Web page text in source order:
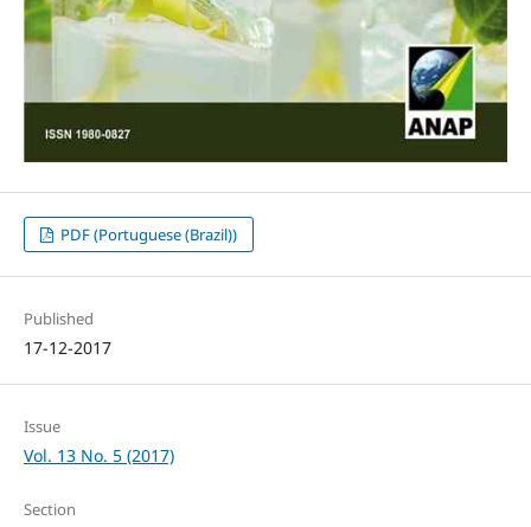
PDF (Portuguese (Brazil))
Published
17-12-2017
Issue
Vol. 13 No. 5 (2017)
Section